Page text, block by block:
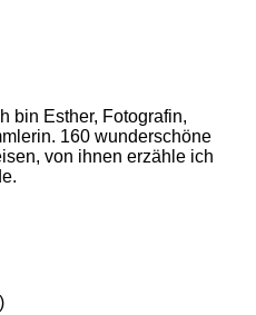
160 wunderschöne
von ihnen erzähle ich